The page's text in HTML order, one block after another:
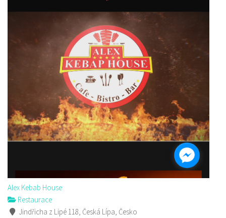
Alex Kebab House
Restaurace
Jindřicha z Lipé 118, Česká Lípa, Česko